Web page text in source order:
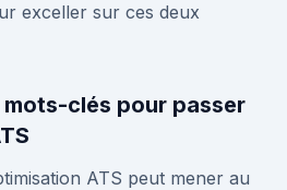
exceller sur ces deux
mots-clés pour passer
ATS peut mener au